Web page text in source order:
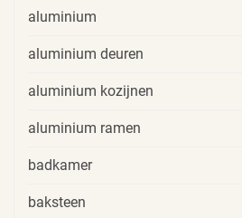
aluminium
aluminium deuren
aluminium kozijnen
aluminium ramen
badkamer
baksteen